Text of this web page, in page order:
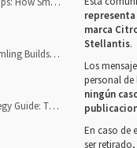
With u4gm’s Ice C...
Scheme Your ...
marca
Stellantis.
Los
personal de
ningún
En caso de
ser retirado,